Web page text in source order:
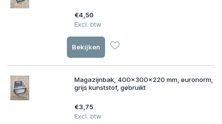
€4,50
Excl. btw
Bekijken
Magazijnbak, 400x300x220 mm, euronorm,
grijs kunststof, gebruikt
€3,75
Excl. btw